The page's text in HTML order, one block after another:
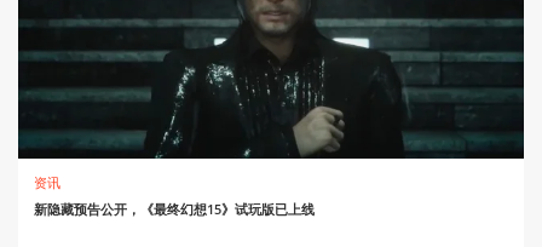
资讯
新隐藏预告公开，《最终幻想15》试玩版已上线